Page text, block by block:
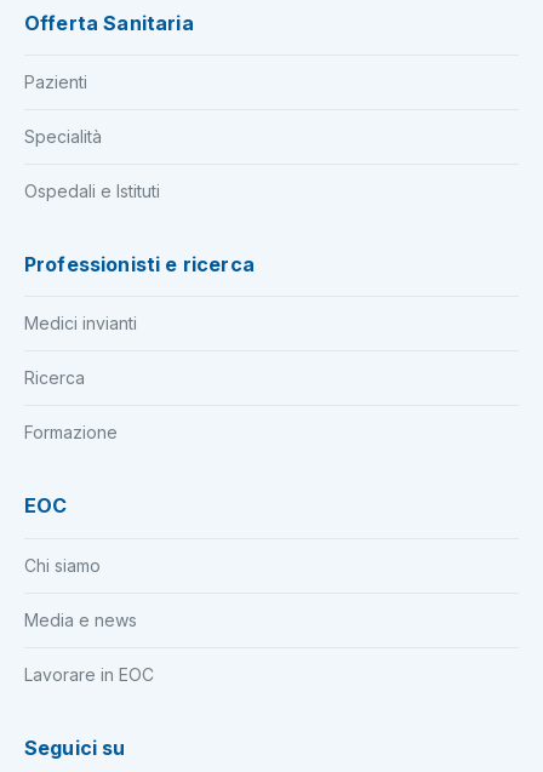
Offerta Sanitaria
Pazienti
Specialità
Ospedali e Istituti
Professionisti e ricerca
Medici invianti
Ricerca
Formazione
EOC
Chi siamo
Media e news
Lavorare in EOC
Seguici su